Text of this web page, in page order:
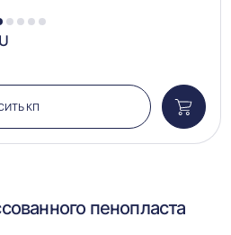
2 3 4 5
КП
в
пенопласта